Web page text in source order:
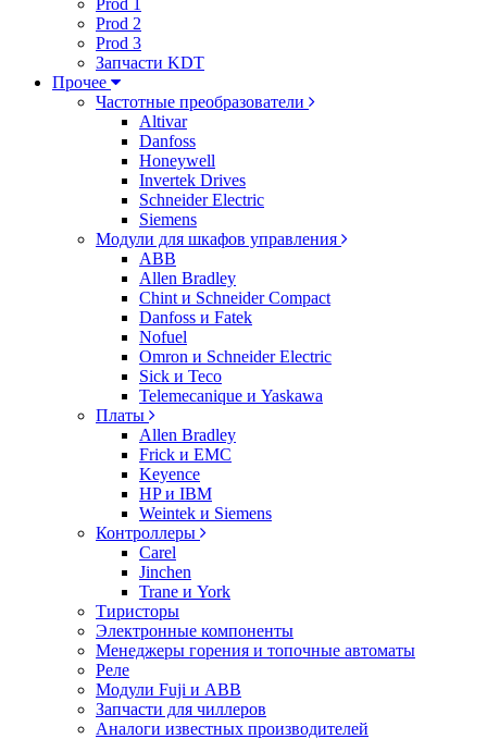
Prod 1
Prod 2
Prod 3
Запчасти KDT
Прочее
Частотные преобразователи
Altivar
Danfoss
Honeywell
Invertek Drives
Schneider Electric
Siemens
Модули для шкафов управления
ABB
Allen Bradley
Chint и Schneider Compact
Danfoss и Fatek
Nofuel
Omron и Schneider Electric
Sick и Teco
Telemecanique и Yaskawa
Платы
Allen Bradley
Frick и EMC
Keyence
HP и IBM
Weintek и Siemens
Контроллеры
Carel
Jinchen
Trane и York
Тиристоры
Электронные компоненты
Менеджеры горения и топочные автоматы
Реле
Модули Fuji и ABB
Запчасти для чиллеров
Аналоги известных производителей